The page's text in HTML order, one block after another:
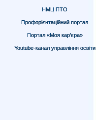
НМЦ ПТО
Профорієнтаційний портал
Портал «Моя кар’єра»
Youtube-канал управління освіти